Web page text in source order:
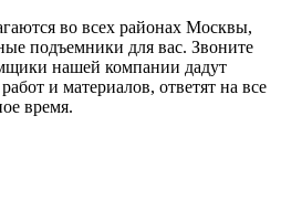
во всех районах Москвы,
подъемники для вас. Звоните
нашей компании дадут
и материалов, ответят на все
время.